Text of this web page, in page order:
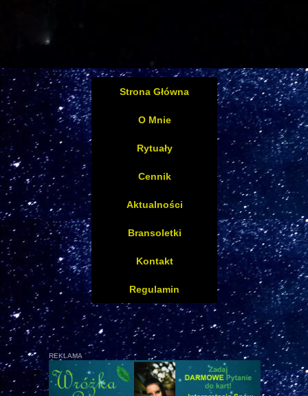
Strona Główna
O Mnie
Rytuały
Cennik
Aktualności
Bransoletki
Kontakt
Regulamin
REKLAMA